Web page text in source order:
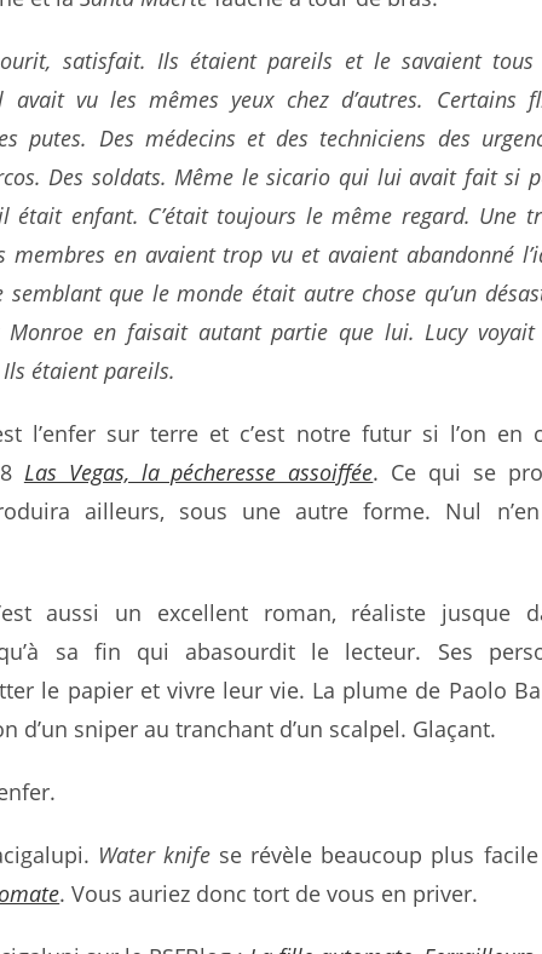
satisfait. Ils étaient pareils et le savaient tous
avait vu les mêmes yeux chez d’autres. Certains
putes. Des médecins et des techniciens des
Des soldats. Même lesicario qui lui avait fait si
était enfant. C’était toujours le même regard. Une
membres en avaient trop vu et avaient abandonné
semblant que le monde était autre chose qu’un
Monroe en faisait autant partie que lui. Lucy voyait
Ils étaient pareils.
l’enfer sur terre et c’est notre futur si l’on en
Las Vegas, la pécheresse assoiffée. Ce qui se
ailleurs, sous une autre forme. Nul
aussi un excellent roman, réaliste jusque
sa fin qui abasourdit le lecteur. Ses
le papier et vivre leur vie. La plume de Paolo
d’un sniper au tranchant d’un scalpel. Glaçant.
Water knifese révèle beaucoup plus facile
. Vous auriez donc tort de vous en priver.